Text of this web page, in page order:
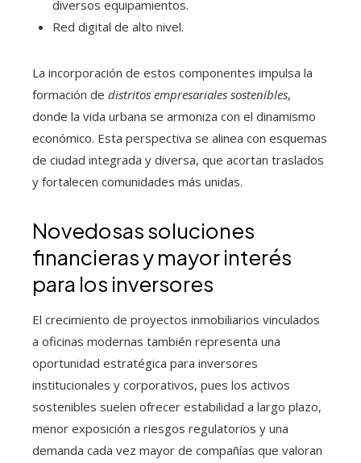
diversos equipamientos.
Red digital de alto nivel.
La incorporación de estos componentes impulsa la
formación de distritos empresariales sostenibles,
donde la vida urbana se armoniza con el dinamismo
económico. Esta perspectiva se alinea con esquemas
de ciudad integrada y diversa, que acortan traslados
y fortalecen comunidades más unidas.
Novedosas soluciones
financieras y mayor interés
para los inversores
El crecimiento de proyectos inmobiliarios vinculados
a oficinas modernas también representa una
oportunidad estratégica para inversores
institucionales y corporativos, pues los activos
sostenibles suelen ofrecer estabilidad a largo plazo,
menor exposición a riesgos regulatorios y una
demanda cada vez mayor de compañías que valoran